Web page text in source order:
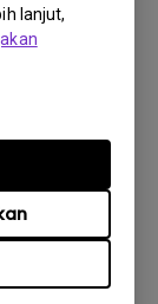
lanjut,
Update